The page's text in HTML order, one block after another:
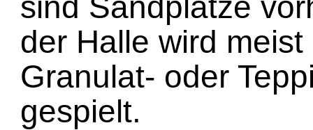
der Halle wird
Granulat- oder
gespielt.